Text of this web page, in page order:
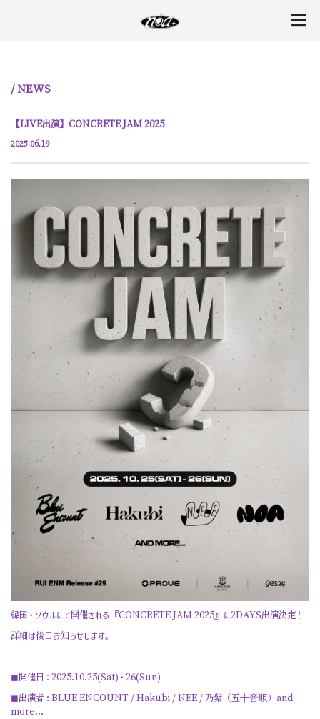
/ NEWS
【LIVE出演】CONCRETE JAM 2025
2025.06.19
韓国・ソウルにて開催される『CONCRETE JAM 2025』に2DAYS出演決定！
詳細は後日お知らせします。
◼開催日：2025.10.25(Sat)・26(Sun)
◼出演者 : BLUE ENCOUNT / Hakubi / NEE / 乃紫（五⼗⾳順）and
more...